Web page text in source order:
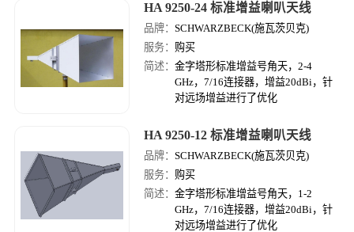
HA 9250-24 标准增益喇叭天线
品牌：SCHWARZBECK(施瓦茨贝克)
服务： 购买
简述：金字塔形标准增益号角天，2-4
GHz，7/16连接器，增益20dBi，针
对远场增益进行了优化
HA 9250-12 标准增益喇叭天线
品牌：SCHWARZBECK(施瓦茨贝克)
服务： 购买
简述：金字塔形标准增益号角天，1-2
GHz，7/16连接器，增益20dBi，针
对远场增益进行了优化